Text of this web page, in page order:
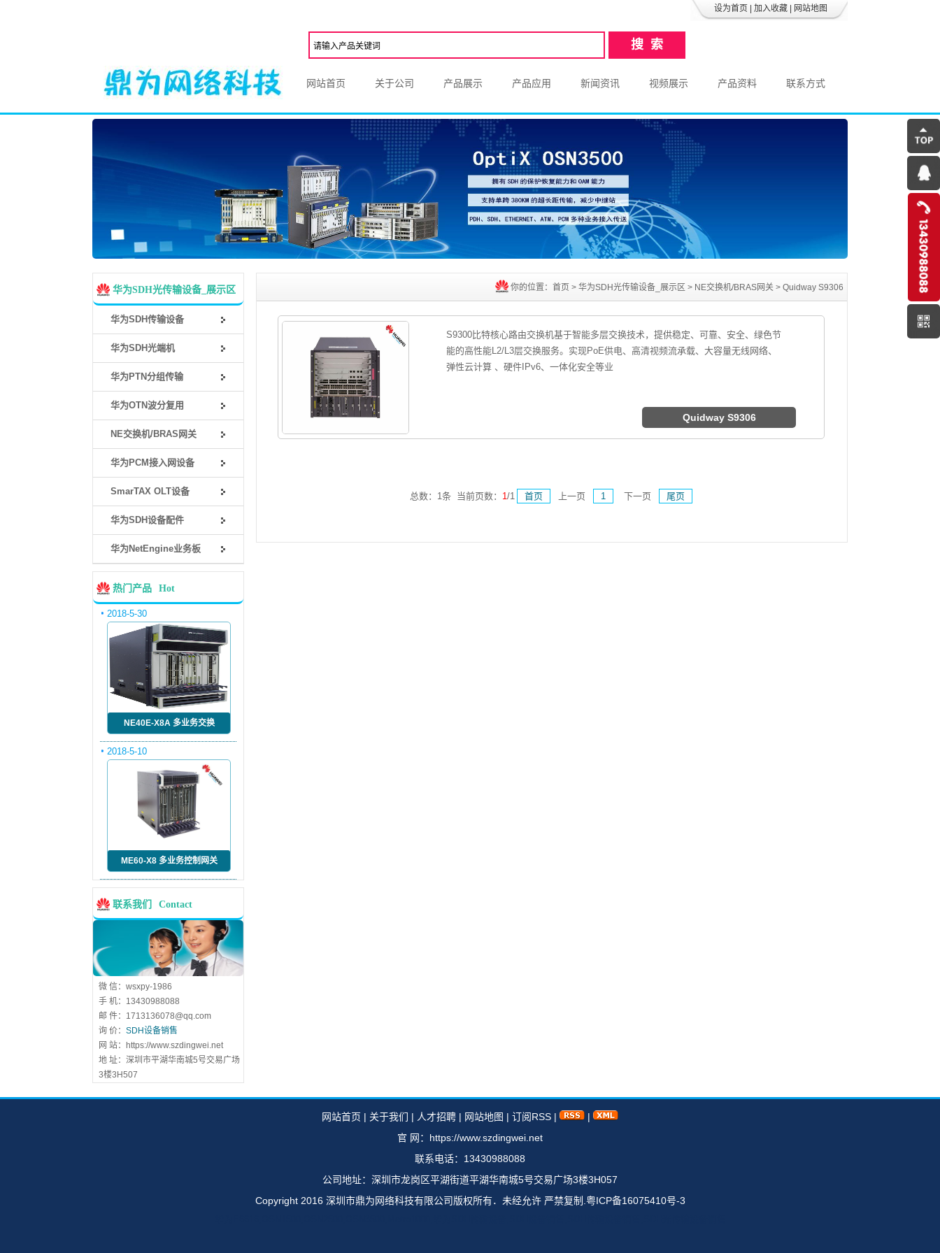
设为首页 加入收藏 网站地图
网站首页 关于公司 产品展示 产品应用 新闻资讯 视频展示 产品资料 联系方式
华为SDH光传输设备_展示区
华为SDH传输设备
华为SDH光端机
华为PTN分组传输
华为OTN波分复用
NE交换机/BRAS网关
华为PCM接入网设备
SmarTAX OLT设备
华为SDH设备配件
华为NetEngine业务板
热门产品 Hot
2018-5-30
NE40E-X8A 多业务交换
2018-5-10
ME60-X8 多业务控制网关
联系我们 Contact
微 信：wsxpy-1986
手 机：13430988088
邮 件：1713136078@qq.com
询 价： SDH设备销售
网 站：https://www.szdingwei.net
地 址：深圳市平湖华南城5号交易广场
3楼3H507
你的位置： 首页 > 华为SDH光传输设备_展示区 > NE交换机/BRAS网关 > Quidway S9306
Quidway S9306
S9300比特核心路由交换机基于智能多层交换技术，提供稳定、可靠、安全、绿色节
能的高性能L2/L3层交换服务。实现PoE供电、高清视频流承载、大容量无线网络、
弹性云计算 、硬件IPv6、一体化安全等业
总数：1条 当前页数： 1/1 首页 上一页 1 下一页 尾页
网站首页 | 关于我们 | 人才招聘 | 网站地图 | 订阅RSS |
|
官 网：https://www.szdingwei.net
联系电话：13430988088
公司地址：深圳市龙岗区平湖街道平湖华南城5号交易广场3楼3H057
Copyright 2016 深圳市鼎为网络科技有限公司版权所有．未经允许 严禁复制. 粤ICP备16075410号-3